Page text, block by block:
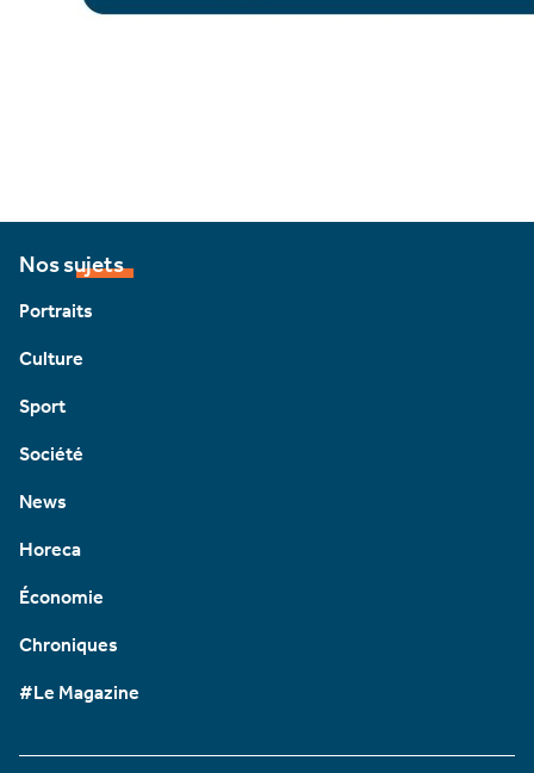
Nos sujets
Portraits
Culture
Sport
Société
News
Horeca
Économie
Chroniques
#Le Magazine